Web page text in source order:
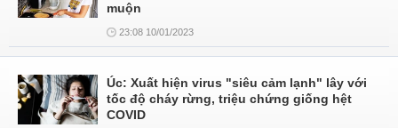
muộn
23:08 10/01/2023
Úc: Xuất hiện virus "siêu cảm lạnh" lây với
tốc độ cháy rừng, triệu chứng giống hệt
COVID